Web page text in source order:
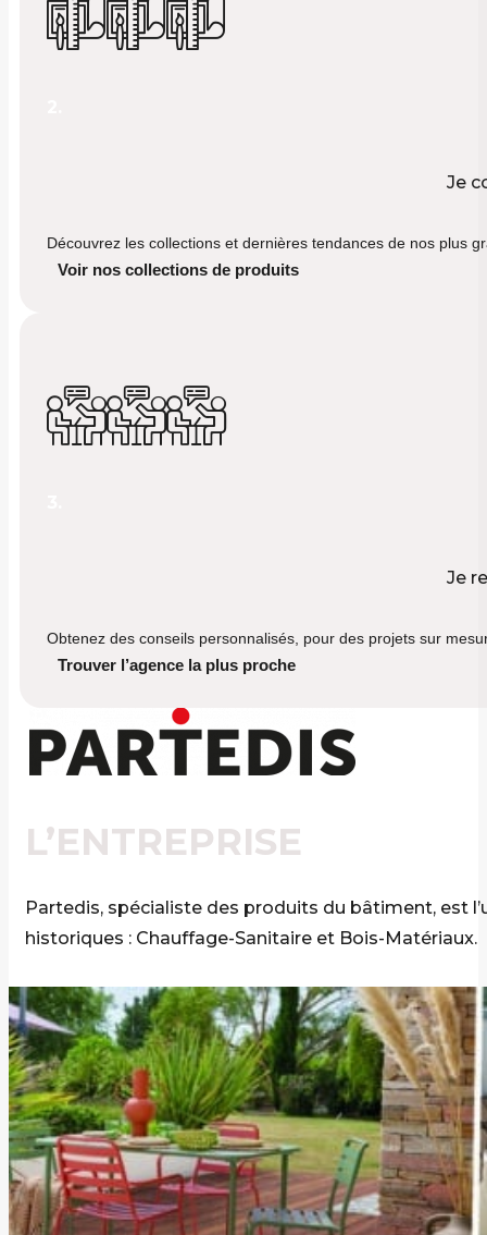
Je
Découvrez les collections et dernières tendances de nos plus
Voir nos collections de produits
Je
Obtenez des conseils personnalisés, pour des projets sur
Trouver l’agence la plus proche
L’ENTREPRISE
Partedis, spécialiste des produits du bâtiment, est
historiques : Chauffage-Sanitaire et Bois-Matériaux.